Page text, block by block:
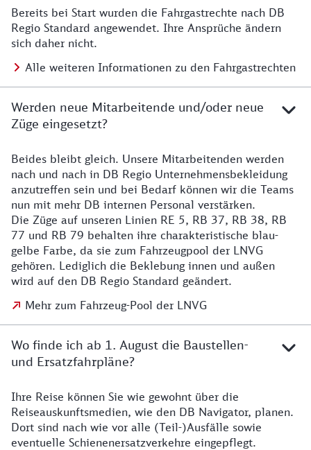
Details zu Fahrgastrechten
Bereits bei Start wurden die Fahrgastrechte nach DB
Regio Standard angewendet. Ihre Ansprüche ändern
sich daher nicht.
Alle weiteren Informationen zu den Fahrgastrechten
Werden neue Mitarbeitende und/oder neue
Züge eingesetzt?
Details zu den Mitarbeitenden
Beides bleibt gleich. Unsere Mitarbeitenden werden
nach und nach in DB Regio Unternehmensbekleidung
anzutreffen sein und bei Bedarf können wir die Teams
nun mit mehr DB internen Personal verstärken.
Die Züge auf unseren Linien RE 5, RB 37, RB 38, RB
77 und RB 79 behalten ihre charakteristische blau-
gelbe Farbe, da sie zum Fahrzeugpool der LNVG
gehören. Lediglich die Beklebung innen und außen
wird auf den DB Regio Standard geändert.
Mehr zum Fahrzeug-Pool der LNVG
Wo finde ich ab 1. August die Baustellen-
und Ersatzfahrpläne?
Details zu Baustelle
Ihre Reise können Sie wie gewohnt über die
Reiseauskunftsmedien, wie den DB Navigator, planen.
Dort sind nach wie vor alle (Teil-)Ausfälle sowie
eventuelle Schienenersatzverkehre eingepflegt.